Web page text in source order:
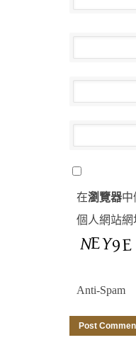
在瀏覽器中
個人網站網
Anti-Spam